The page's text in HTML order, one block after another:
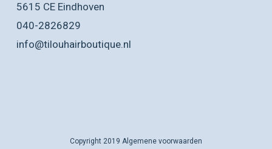
5615 CE Eindhoven
040-2826829
info@tilouhairboutique.nl
Copyright 2019 Algemene voorwaarden